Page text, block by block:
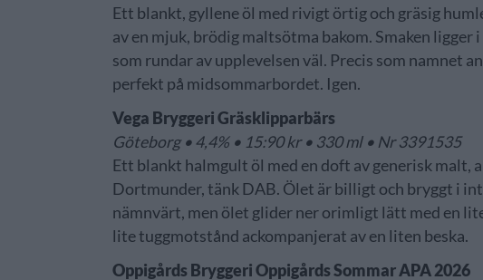
Ett blankt, gyllene öl med rivigt örtig och gräsig
av en mjuk, brödig maltsötma bakom. Smaken
som rundar av upplevelsen väl. Precis som namnet
perfekt på midsommarbordet. Igen.
Vega Bryggeri Gräsklipparbärs
Göteborg • 4,4% • 15:90 kr • 330 ml • Nr 3391535
Ett blankt halmgult öl med en doft av generisk malt,
Dortmunder, tänk DAB. Ölet är billigt och bryggt i
nämnvärt, men ölet glider ner orimligt lätt med en
lite tuggmotstånd ackompanjerat av en liten beska.
Oppigårds Bryggeri Oppigårds Sommar APA 2026